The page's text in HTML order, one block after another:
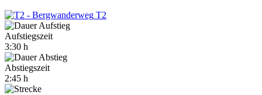
T2
Aufstiegszeit
3:30 h
Abstiegszeit
2:45 h